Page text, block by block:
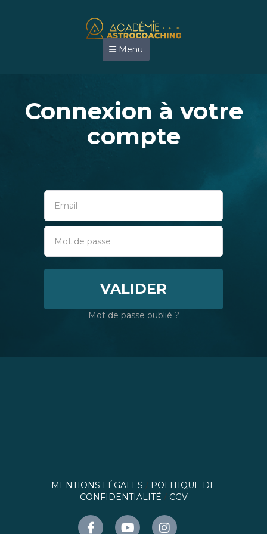
Menu
Connexion à votre
compte
VALIDER
Mot de passe oublié ?
MENTIONS LÉGALES / POLITIQUE DE
CONFIDENTIALITÉ / CGV